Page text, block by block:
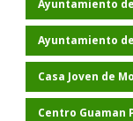
Ayuntamiento
Ayuntamiento
Casa Joven de
Centro Guaman